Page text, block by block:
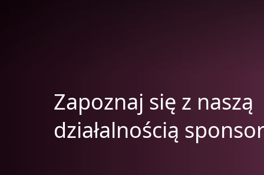
Zapoznaj się z naszą
działalnością